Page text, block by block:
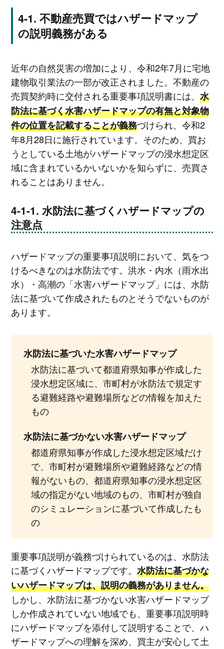
不動産売買ではハザードマップ
の説明義務がある
近年の自然災害の増加により、令和2年7月に宅地
建物取引業法の一部が改正されました。不動産の
売買契約時に交付される重要事項説明書には、 水
防法に基づく水害ハザードマップの有無と対象物
件の位置を記載することが義務づけられ、令和2
年8月28日に施行されています。そのため、買お
うとしている土地がハザードマップの浸水想定区
域に含まれているかいないかを知らずに、売買さ
れることはありません。
水防法に基づくハザードマップの
注意点
ハザードマップの重要事項説明において、気をつ
けるべきなのは水防法です。洪水・内水（雨水出
水）・高潮の「水害ハザードマップ」には、水防
法に基づいて作成されたものとそうでないものが
あります。
水防法に基づいた水害ハザードマップ
水防法に基づいて都道府県知事が作成した
浸水想定区域に、市町村が水防法で規定す
る避難経路や避難場所などの情報を加えた
もの
水防法に基づかない水害ハザードマップ
都道府県知事が作成した浸水想定区域だけ
で、市町村が避難場所や避難経路などの情
報がないもの、都道府県知事の浸水想定区
域の指定がない地域のもの、市町村が独自
のシミュレーションに基づいて作成したも
の
重要事項説明が義務づけられているのは、水防法
に基づくハザードマップです。 水防法に基づかな
いハザードマップは、説明の義務がありません。
しかし、水防法に基づかない水害ハザードマップ
しか作成されていない地域でも、重要事項説明時
にハザードマップを添付して説明することで、ハ
ザードマップへの理解を深め、買主が安心して土